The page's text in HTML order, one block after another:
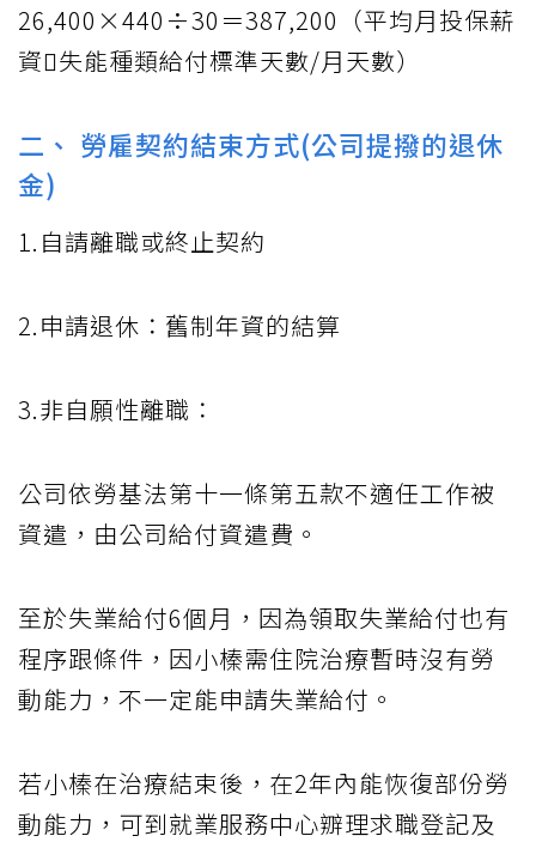
26,400×440÷30＝387,200（平均月投保薪
資失能種類給付標準天數/月天數）
二、 勞雇契約結束方式(公司提撥的退休
金)
1.自請離職或終止契約
2.申請退休：舊制年資的結算
3.非自願性離職：
公司依勞基法第十一條第五款不適任工作被
資遣，由公司給付資遣費。
至於失業給付6個月，因為領取失業給付也有
程序跟條件，因小榛需住院治療暫時沒有勞
動能力，不一定能申請失業給付。
若小榛在治療結束後，在2年內能恢復部份勞
動能力，可到就業服務中心辧理求職登記及